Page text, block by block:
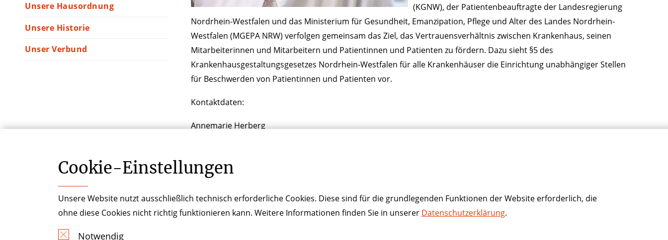
Unsere Hausordnung
Unsere Historie
Unser Verbund
(KGNW), der Patientenbeauftragte der Landesregierung
Nordrhein-Westfalen und das Ministerium für Gesundheit, Emanzipation, Pflege und Alter des Landes Nordrhein-
Westfalen (MGEPA NRW) verfolgen gemeinsam das Ziel, das Vertrauensverhältnis zwischen Krankenhaus, seinen
Mitarbeiterinnen und Mitarbeitern und Patientinnen und Patienten zu fördern. Dazu sieht §5 des
Krankenhausgestaltungsgesetzes Nordrhein-Westfalen für alle Krankenhäuser die Einrichtung unabhängiger Stellen
für Beschwerden von Patientinnen und Patienten vor.
Kontaktdaten:
Annemarie Herberg
Cookie-­Einstellungen
Unsere Website nutzt ausschließlich technisch erforderliche Cookies. Diese sind für die grundlegenden Funktionen der Website erforderlich, die
ohne diese Cookies nicht richtig funktionieren kann. Weitere Informationen finden Sie in unserer Datenschutzerklärung.
Notwendig